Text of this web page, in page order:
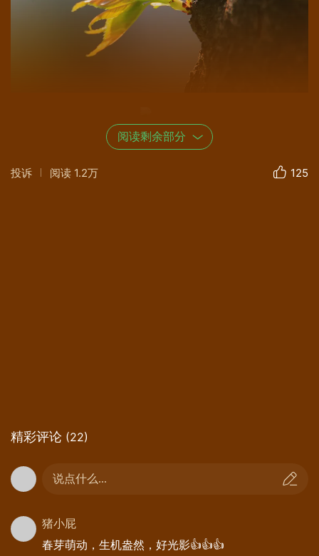
阅读剩余部分
投诉 阅读 1.2万 125
精彩评论 (22)
说点什么...
猪小屁
春芽萌动，生机盎然，好光影👍👍👍